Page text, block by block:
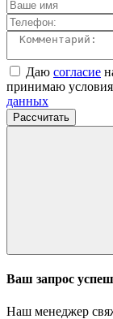
Даю согласие
принимаю условия
данных
Рассчитать
Ваш запрос
Наш менеджер